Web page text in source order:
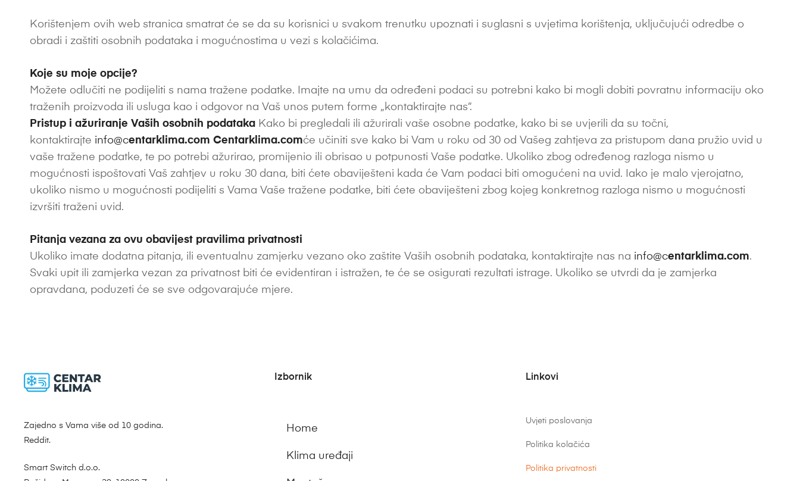
Korištenjem ovih web stranica smatrat će se da su korisnici u svakom trenutku upoznati i suglasni s uvjetima korištenja, uključujući odredbe o
obradi i zaštiti osobnih podataka i mogućnostima u vezi s kolačićima.
Koje su moje opcije?
Možete odlučiti ne podijeliti s nama tražene podatke. Imajte na umu da određeni podaci su potrebni kako bi mogli dobiti povratnu informaciju oko
traženih proizvoda ili usluga kao i odgovor na Vaš unos putem forme „kontaktirajte nas“.
Pristup i ažuriranje Vaših osobnih podataka Kako bi pregledali ili ažurirali vaše osobne podatke, kako bi se uvjerili da su točni,
kontaktirajte info@centarklima.com Centarklima.comće učiniti sve kako bi Vam u roku od 30 od Vašeg zahtjeva za pristupom dana pružio uvid u
vaše tražene podatke, te po potrebi ažurirao, promijenio ili obrisao u potpunosti Vaše podatke. Ukoliko zbog određenog razloga nismo u
mogućnosti ispoštovati Vaš zahtjev u roku 30 dana, biti ćete obaviješteni kada će Vam podaci biti omogućeni na uvid. Iako je malo vjerojatno,
ukoliko nismo u mogućnosti podijeliti s Vama Vaše tražene podatke, biti ćete obaviješteni zbog kojeg konkretnog razloga nismo u mogućnosti
izvršiti traženi uvid.
Pitanja vezana za ovu obavijest pravilima privatnosti
Ukoliko imate dodatna pitanja, ili eventualnu zamjerku vezano oko zaštite Vaših osobnih podataka, kontaktirajte nas na info@centarklima.com.
Svaki upit ili zamjerka vezan za privatnost biti će evidentiran i istražen, te će se osigurati rezultati istrage. Ukoliko se utvrdi da je zamjerka
opravdana, poduzeti će se sve odgovarajuće mjere.
Zajedno s Vama više od 10 godina.
Reddit.
Smart Switch d.o.o.
Izbornik
Home
Klima uređaji
Linkovi
Uvjeti poslovanja
Politika kolačića
Politika privatnosti